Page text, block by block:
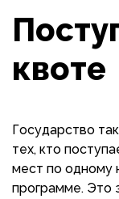
квоте
Государство
тех, кто
мест по одному
программе. Это